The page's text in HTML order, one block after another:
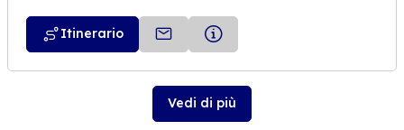
Itinerario
Vedi di più